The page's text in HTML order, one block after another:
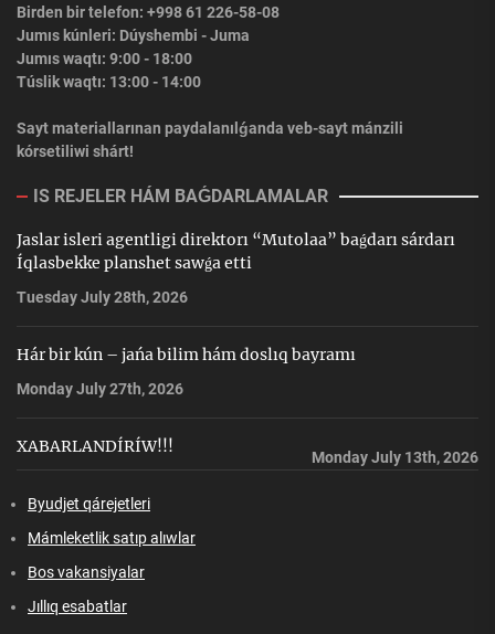
Birden bir telefon: +998 61 226-58-08
Jumıs kúnleri: Dúyshembi - Juma
Jumıs waqtı: 9:00 - 18:00
Túslik waqtı: 13:00 - 14:00
Sayt materiallarınan paydalanılǵanda veb-sayt mánzili
kórsetiliwi shárt!
IS REJELER HÁM BAǴDARLAMALAR
Jaslar isleri agentligi direktorı “Mutolaa” baǵdarı sárdarı
Íqlasbekke planshet sawǵa etti
Tuesday July 28th, 2026
Hár bir kún – jańa bilim hám doslıq bayramı
Monday July 27th, 2026
XABARLANDÍRÍW!!!
Monday July 13th, 2026
Byudjet qárejetleri
Mámleketlik satıp alıwlar
Bos vakansiyalar
Jıllıq esabatlar